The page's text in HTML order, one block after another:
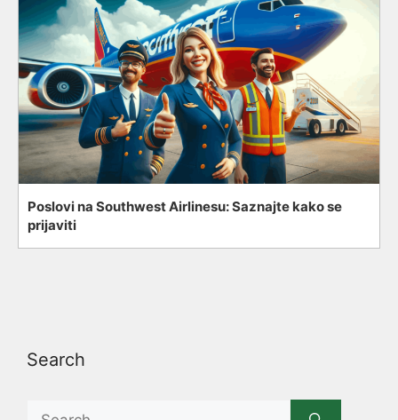
Poslovi na Southwest Airlinesu: Saznajte kako se
prijaviti
Search
Search